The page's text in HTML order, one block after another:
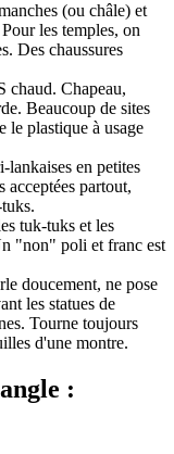
(ou châle) et
les temples, on
Des chaussures
chaud. Chapeau,
Beaucoup de sites
le plastique à usage
lankaises en petites
acceptées partout,
tuk-tuks et les
"non" poli et franc est
doucement, ne pose
les statues de
Tourne toujours
d'une montre.
: